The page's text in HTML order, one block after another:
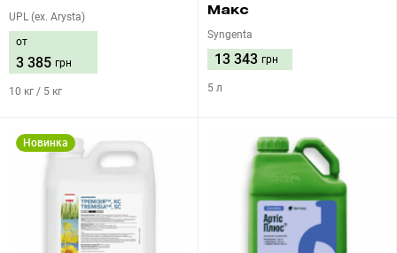
UPL (ex. Arysta)
от
3 385 грн
10 кг / 5 кг
Макс
Syngenta
13 343 грн
5 л
Новинка